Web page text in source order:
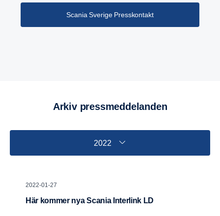
Scania Sverige Presskontakt
Arkiv press­med­de­landen
2022
2022-01-27
Här kommer nya Scania Interlink LD